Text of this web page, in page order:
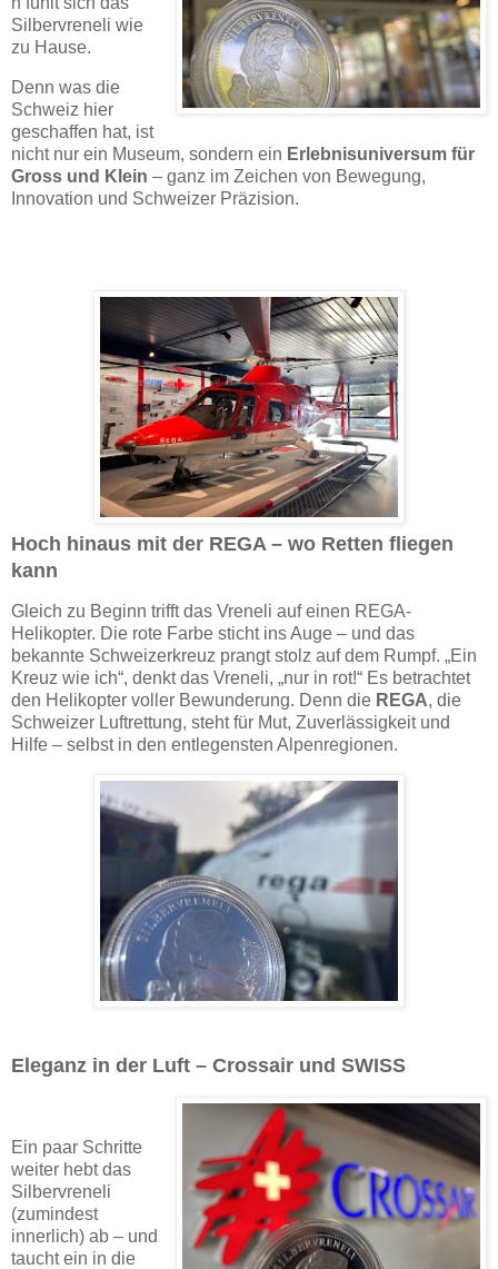
Silbervreneli wie
zu Hause.
Denn was die
Schweiz hier
geschaffen hat, ist
nicht nur ein Museum, sondern ein Erlebnisuniversum für
Gross und Klein – ganz im Zeichen von Bewegung,
Innovation und Schweizer Präzision.
Hoch hinaus mit der REGA – wo Retten fliegen
kann
Gleich zu Beginn trifft das Vreneli auf einen REGA-
Helikopter. Die rote Farbe sticht ins Auge – und das
bekannte Schweizerkreuz prangt stolz auf dem Rumpf. „Ein
Kreuz wie ich“, denkt das Vreneli, „nur in rot!“ Es betrachtet
den Helikopter voller Bewunderung. Denn die REGA, die
Schweizer Luftrettung, steht für Mut, Zuverlässigkeit und
Hilfe – selbst in den entlegensten Alpenregionen.
Eleganz in der Luft – Crossair und SWISS
Ein paar Schritte
weiter hebt das
Silbervreneli
(zumindest
innerlich) ab – und
taucht ein in die